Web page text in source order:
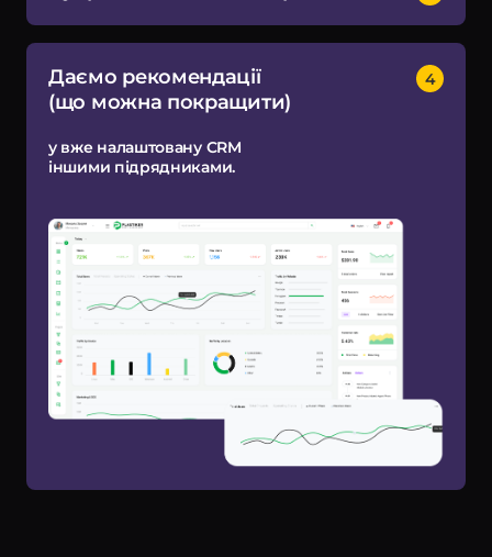
Даємо рекомендації
(що можна покращити)
у вже налаштовану CRM
іншими підрядниками.